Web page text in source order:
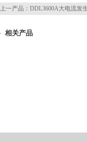
上一产品： DDL3600A大电流发
相关产品